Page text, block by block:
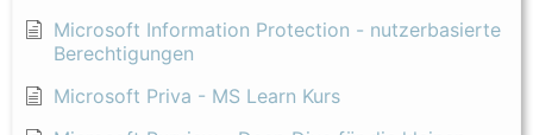
Microsoft Information Protection - nutzerbasierte
Berechtigungen
Microsoft Priva - MS Learn Kurs